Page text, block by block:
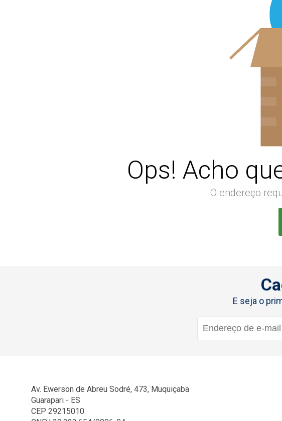
Ops! Acho
O endereço
E seja o
Av. Ewerson de Abreu Sodré, 473, Muquiçaba
Guarapari - ES
CEP 29215010